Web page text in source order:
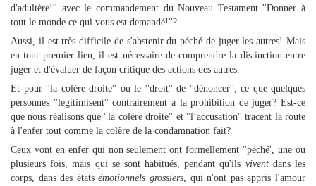
d'adultère!'' avec le commandement du Nouveau Testament ''Donner à
tout le monde ce qui vous est demandé!''?
Aussi, il est très difficile de s'abstenir du péché de juger les autres! Mais
en tout premier lieu, il est nécessaire de comprendre la distinction entre
juger et d'évaluer de façon critique des actions des autres.
Et pour ''la colère droite'' ou le ''droit'' de ''dénoncer'', ce que quelques
personnes ''légitimisent'' contrairement à la prohibition de juger? Est-ce
que nous réalisons que ''la colère droite'' et ''l’accusation'' tracent la route
à l'enfer tout comme la colère de la condamnation fait?
Ceux vont en enfer qui non seulement ont formellement ''péché', une ou
plusieurs fois, mais qui se sont habitués, pendant qu'ils viventdans les
corps, dans des étatsémotionnels grossiers, qui n'ont pas appris l'amour